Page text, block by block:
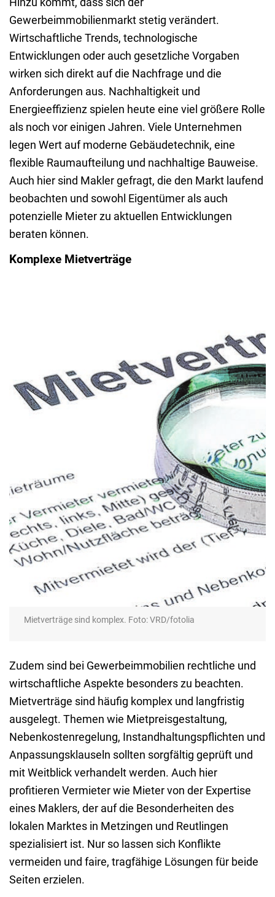
Gewerbeimmobilienmarkt stetig verändert.
Wirtschaftliche Trends, technologische
Entwicklungen oder auch gesetzliche Vorgaben
wirken sich direkt auf die Nachfrage und die
Anforderungen aus. Nachhaltigkeit und
Energieeffizienz spielen heute eine viel größere Rolle
als noch vor einigen Jahren. Viele Unternehmen
legen Wert auf moderne Gebäudetechnik, eine
flexible Raumaufteilung und nachhaltige Bauweise.
Auch hier sind Makler gefragt, die den Markt laufend
beobachten und sowohl Eigentümer als auch
potenzielle Mieter zu aktuellen Entwicklungen
beraten können.
Komplexe Mietverträge
Mietverträge sind komplex. Foto: VRD/fotolia
Zudem sind bei Gewerbeimmobilien rechtliche und
wirtschaftliche Aspekte besonders zu beachten.
Mietverträge sind häufig komplex und langfristig
ausgelegt. Themen wie Mietpreisgestaltung,
Nebenkostenregelung, Instandhaltungspflichten und
Anpassungsklauseln sollten sorgfältig geprüft und
mit Weitblick verhandelt werden. Auch hier
profitieren Vermieter wie Mieter von der Expertise
eines Maklers, der auf die Besonderheiten des
lokalen Marktes in Metzingen und Reutlingen
spezialisiert ist. Nur so lassen sich Konflikte
vermeiden und faire, tragfähige Lösungen für beide
Seiten erzielen.